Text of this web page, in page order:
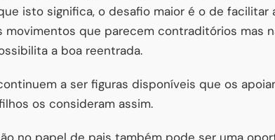
isto significa, o desafio maior é o de facilitar
que parecem contraditórios mas
a boa reentrada.
a ser figuras disponíveis que os
os consideram assim.